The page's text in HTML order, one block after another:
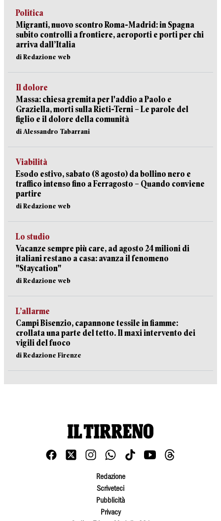
Politica
Migranti, nuovo scontro Roma-Madrid: in Spagna
subito controlli a frontiere, aeroporti e porti per chi
arriva dall’Italia
di Redazione web
Il dolore
Massa: chiesa gremita per l'addio a Paolo e
Graziella, morti sulla Rieti-Terni – Le parole del
figlio e il dolore della comunità
di Alessandro Tabarrani
Viabilità
Esodo estivo, sabato (8 agosto) da bollino nero e
traffico intenso fino a Ferragosto – Quando conviene
partire
di Redazione web
Lo studio
Vacanze sempre più care, ad agosto 24 milioni di
italiani restano a casa: avanza il fenomeno
"Staycation"
di Redazione web
L’allarme
Campi Bisenzio, capannone tessile in fiamme:
crollata una parte del tetto. Il maxi intervento dei
vigili del fuoco
di Redazione Firenze
Redazione
Scriveteci
Pubblicità
Privacy